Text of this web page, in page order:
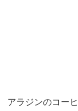
アラジンのコー